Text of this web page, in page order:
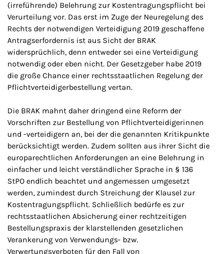
(irreführende) Belehrung zur Kostentragungspflicht bei
Verurteilung vor. Das erst im Zuge der Neuregelung des
Rechts der notwendigen Verteidigung 2019 geschaffene
Antragserfordernis ist aus Sicht der BRAK
widersprüchlich, denn entweder sei eine Verteidigung
notwendig oder eben nicht. Der Gesetzgeber habe 2019
die große Chance einer rechtsstaatlichen Regelung der
Pflichtverteidigerbestellung vertan.
Die BRAK mahnt daher dringend eine Reform der
Vorschriften zur Bestellung von Pflichtverteidigerinnen
und -verteidigern an, bei der die genannten Kritikpunkte
berücksichtigt werden. Zudem sollten aus ihrer Sicht die
europarechtlichen Anforderungen an eine Belehrung in
einfacher und leicht verständlicher Sprache in § 136
StPO endlich beachtet und angemessen umgesetzt
werden, zumindest durch Streichung der Klausel zur
Kostentragungspflicht. Schließlich bedürfe es zur
rechtsstaatlichen Absicherung einer rechtzeitigen
Bestellungspraxis der klarstellenden gesetzlichen
Verankerung von Verwendungs- bzw.
Verwertungsverboten für den Fall von